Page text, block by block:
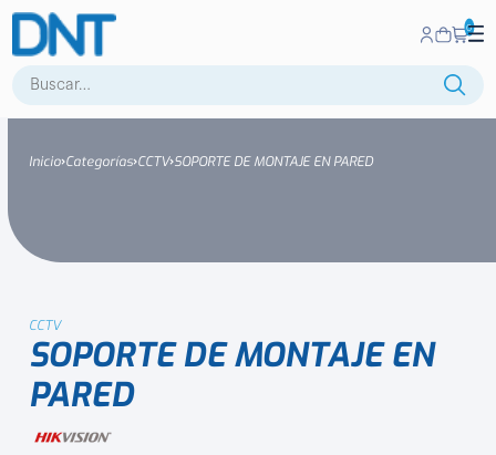
Buscar:
0
Inicio Categorías CCTV SOPORTE DE MONTAJE EN PARED
CCTV
SOPORTE DE MONTAJE EN
PARED